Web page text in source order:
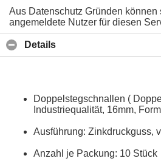
Aus Datenschutz Gründen können
angemeldete Nutzer für diesen
Details
Doppelstegschnallen (
Industriequalität, 16mm,
Ausführung: Zinkdruckguss,
Anzahl je Packung: 10 Stück